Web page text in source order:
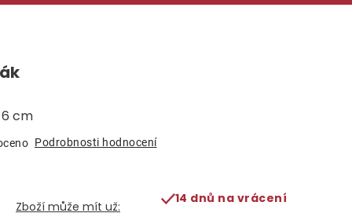
cm
Podrobnosti hodnocení
14 dnů na vrácení